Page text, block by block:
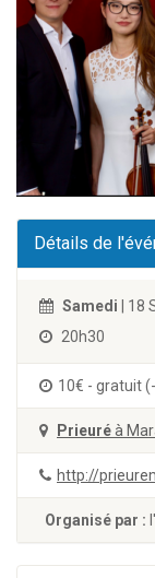
Détails de
Samedi | 18
20h30
10€ - gratuit
Prieuréà
http://
Organisé par :